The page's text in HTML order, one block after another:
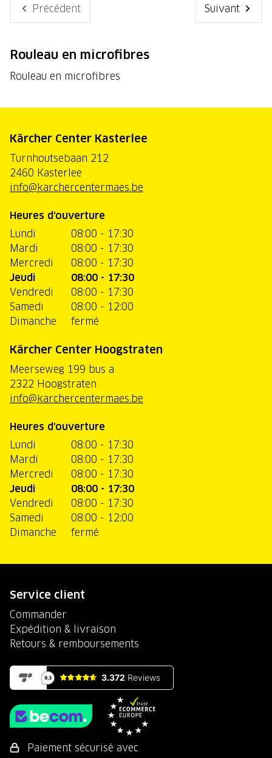
Précédent Suivant
Rouleau en microfibres
Rouleau en microfibres
Kärcher Center Kasterlee
Turnhoutsebaan 212
2460 Kasterlee
info@karchercentermaes.be
Heures d'ouverture
Lundi
08:00 - 17:30
Mardi
08:00 - 17:30
Mercredi
08:00 - 17:30
Jeudi
08:00 - 17:30
Vendredi
08:00 - 17:30
Samedi
08:00 - 12:00
Dimanche
fermé
Kärcher Center Hoogstraten
Meerseweg 199 bus a
2322 Hoogstraten
info@karchercentermaes.be
Heures d'ouverture
Lundi
08:00 - 17:30
Mardi
08:00 - 17:30
Mercredi
08:00 - 17:30
Jeudi
08:00 - 17:30
Vendredi
08:00 - 17:30
Samedi
08:00 - 12:00
Dimanche
fermé
Service client
Commander
Expédition & livraison
Retours & remboursements
Paiement sécurisé avec